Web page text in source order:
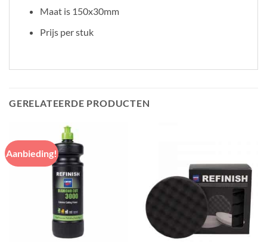
Maat is 150x30mm
Prijs per stuk
GERELATEERDE PRODUCTEN
Aanbieding!